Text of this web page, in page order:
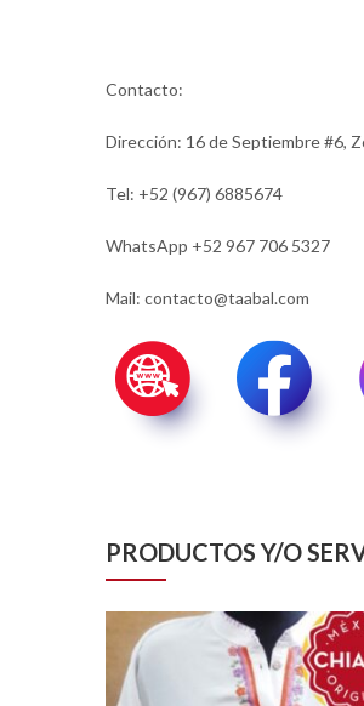
Contacto:
Dirección: 16 de Septiembre #6,
Tel: +52 (967) 6885674
WhatsApp +52 967 706 5327
Mail: contacto@taabal.com
PRODUCTOS Y/O